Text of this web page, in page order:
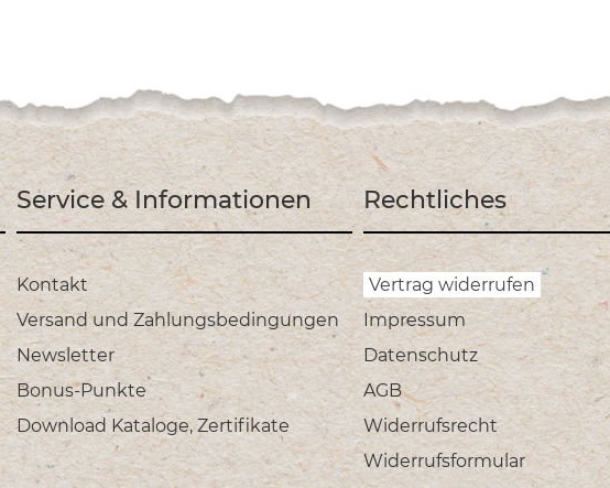
Service & Informationen
Kontakt
Versand und Zahlungsbedingungen
Newsletter
Bonus-Punkte
Download Kataloge, Zertifikate
Rechtliches
Vertrag widerrufen
Impressum
Datenschutz
AGB
Widerrufsrecht
Widerrufsformular